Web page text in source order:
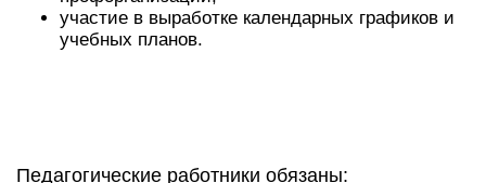
участие в выработке календарных графиков и
учебных планов.
Педагогические работники обязаны: